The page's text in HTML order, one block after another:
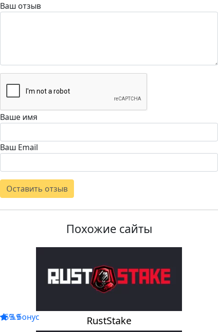
Ваш отзыв
Ваше имя
Ваш Email
Оставить отзыв
Похожие сайты
+5% бонус
3.9 RustStake